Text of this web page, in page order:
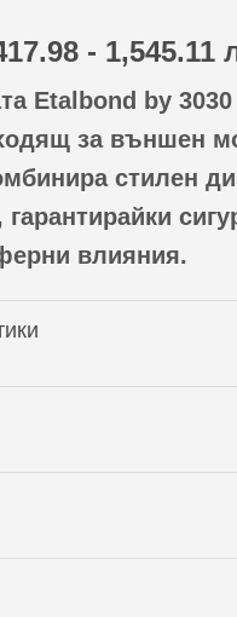
- 1,545.11
Etalbond by
за външен
стилен
влияния.